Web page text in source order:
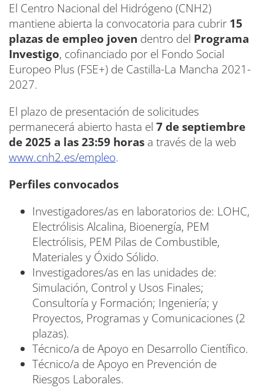
El Centro Nacional del Hidrógeno (CNH2)
mantiene abierta la convocatoria para cubrir 15
plazas de empleo joven dentro del Programa
Investigo, cofinanciado por el Fondo Social
Europeo Plus (FSE+) de Castilla-La Mancha 2021-
2027.
El plazo de presentación de solicitudes
permanecerá abierto hasta el 7 de septiembre
de 2025 a las 23:59 horas a través de la web
www.cnh2.es/empleo.
Perfiles convocados
Investigadores/as en laboratorios de: LOHC,
Electrólisis Alcalina, Bioenergía, PEM
Electrólisis, PEM Pilas de Combustible,
Materiales y Óxido Sólido.
Investigadores/as en las unidades de:
Simulación, Control y Usos Finales;
Consultoría y Formación; Ingeniería; y
Proyectos, Programas y Comunicaciones (2
plazas).
Técnico/a de Apoyo en Desarrollo Científico.
Técnico/a de Apoyo en Prevención de
Riesgos Laborales.